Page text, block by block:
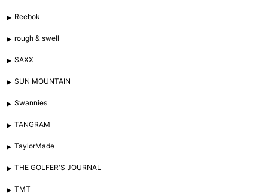
Reebok
rough & swell
SAXX
SUN MOUNTAIN
Swannies
TANGRAM
TaylorMade
THE GOLFER'S JOURNAL
TMT